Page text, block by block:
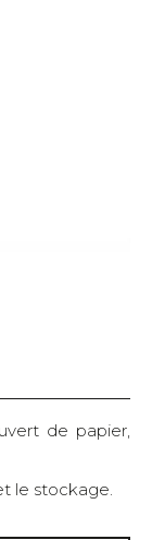
de papier,
le stockage.